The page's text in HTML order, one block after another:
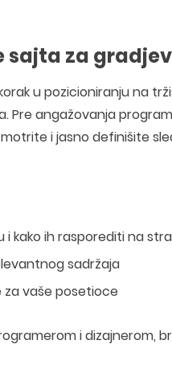
za
u pozicioniranju na
Pre angažovanja
i jasno definišite
kako ih rasporediti na
sadržaja
za vaše posetioce
i dizajnerom,